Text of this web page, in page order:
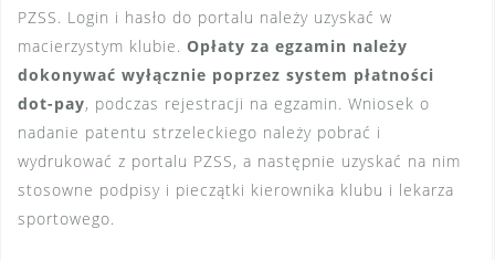
PZSS. Login i hasło do portalu należy uzyskać w
macierzystym klubie. Opłaty za egzamin należy
dokonywać wyłącznie poprzez system płatności
dot-pay, podczas rejestracji na egzamin. Wniosek o
nadanie patentu strzeleckiego należy pobrać i
wydrukować z portalu PZSS, a następnie uzyskać na nim
stosowne podpisy i pieczątki kierownika klubu i lekarza
sportowego.